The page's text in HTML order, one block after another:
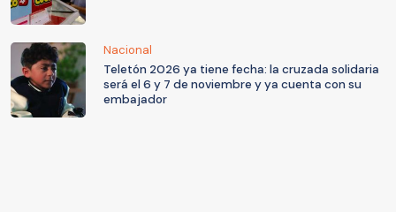
Nacional
Teletón 2026 ya tiene fecha: la cruzada solidaria
será el 6 y 7 de noviembre y ya cuenta con su
embajador